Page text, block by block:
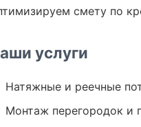
смету по
услуги
Натяжные и реечные
Монтаж перегородок и